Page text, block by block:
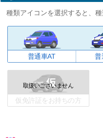
種類アイコンを選択すると、
普通車AT 普
仮免許証をお持ちの方